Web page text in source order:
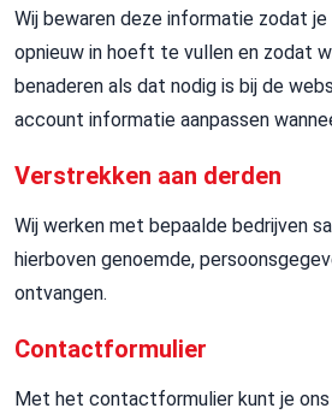
Wij bewaren deze informatie zodat
opnieuw in hoeft te vullen en zodat
benaderen als dat nodig is bij de
account informatie aanpassen
Verstrekken aan derden
Wij werken met bepaalde bedrijven
hierboven genoemde,
ontvangen.
Contactformulier
Met het contactformulier kunt je